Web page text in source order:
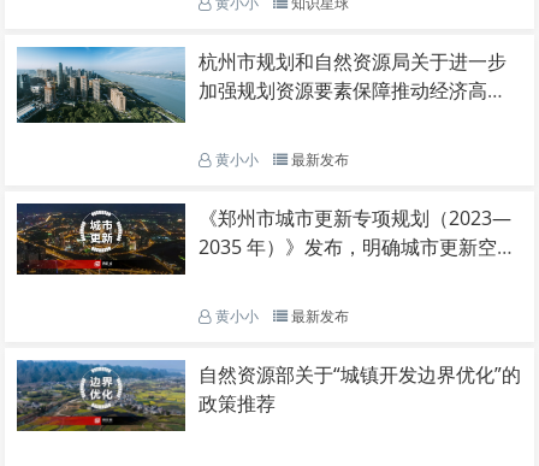
杭州市规划和自然资源局关于进一步
加强规划资源要素保障推动经济高质
黄小小 最新发布
《郑州市城市更新专项规划（2023—
2035 年）》发布，明确城市更新空间
目负面清单
黄小小 最新发布
自然资源部关于“城镇开发边界优化”的
政策推荐